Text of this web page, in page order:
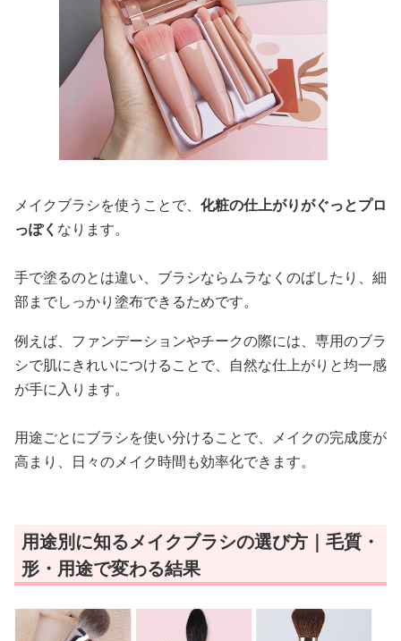
メイクブラシを使うことで、 化粧の仕上がりがぐっとプロ
っぽく なります。
手で塗るのとは違い、ブラシならムラなくのばしたり、細
部までしっかり塗布できるためです。
例えば、ファンデーションやチークの際には、専用のブラ
シで肌にきれいにつけることで、自然な仕上がりと均一感
が手に入ります。
用途ごとにブラシを使い分けることで、メイクの完成度が
高まり、日々のメイク時間も効率化できます。
用途別に知るメイクブラシの選び方｜毛質・
形・用途で変わる結果